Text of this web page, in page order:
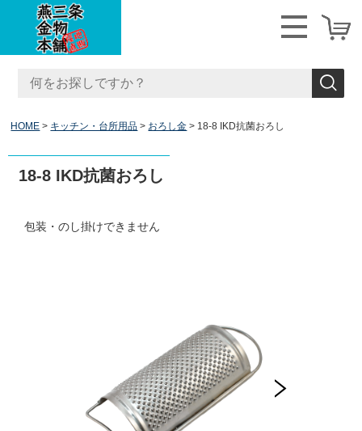
HOME キッチン・台所用品 おろし金 18-8 IKD抗菌おろし
18-8 IKD抗菌おろし
包装・のし掛けできません